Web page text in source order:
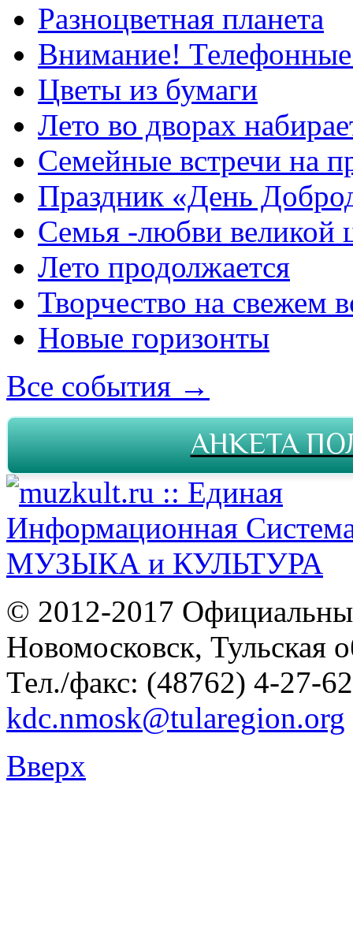
Разноцветная планета
Внимание!
Цветы из бумаги
Лето во дворах
Семейные встречи на
Праздник «День
Семья -любви великой
Лето продолжается
Творчество на свежем
Новые горизонты
Все события →
АНКЕТА
© 2012-2017
Новомосковск, Тульская
Тел./факс: (48762) 4-27-
kdc.nmosk@tularegion.org
Вверх